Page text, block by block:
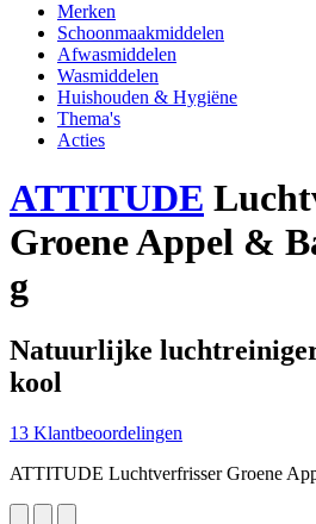
Merken
Schoonmaakmiddelen
Afwasmiddelen
Wasmiddelen
Huishouden & Hygiëne
Thema's
Acties
ATTITUDE
Groene Appel &
g
Natuurlijke
kool
13 Klantbeoordelingen
ATTITUDE Luchtverfrisser Groene